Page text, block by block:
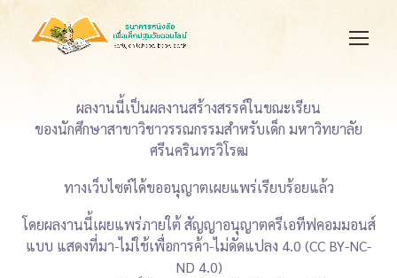
ผลงานนี้เป็นผลงานสร้างสรรค์ในขณะเรียน
ของนักศึกษาสาขาวิชาวรรณกรรมสำหรับเด็ก มหาวิทยาลัย
ศรีนครินทรวิโรฒ
ทางเว็บไซต์ได้ขออนุญาตเผยแพร่เรียบร้อยแล้ว
โดยผลงานนี้เผยแพร่ภายใต้ สัญญาอนุญาตครีเอทีฟคอมมอนส์
แบบ แสดงที่มา-ไม่ใช้เพื่อการค้า-ไม่ดัดแปลง 4.0 (CC BY-NC-
ND 4.0)